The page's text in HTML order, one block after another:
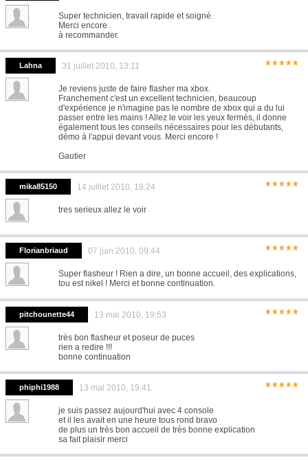
Super technicien, travail rapide et soigné.
Merci encore .
à recommander.
Lahna 31 juillet 2010, 13:11 *****
Je reviens juste de faire flasher ma xbox.
Franchement c'est un excellent technicien, beaucoup
d'expérience je n'imagine pas le nombre de xbox qui a du lui
passer entre les mains ! Allez le voir les yeux fermés, il donne
également tous les conseils nécessaires pour les débutants,
démo à l'appui devant vous. Merci encore !
Gautier
mika85150 14 juillet 2010, 18:24 *****
tres serieux allez le voir
Florianbriaud 07 juin 2010, 09:44 *****
Super flasheur ! Rien a dire, un bonne accueil, des explications,
tou est nikel ! Merci et bonne continuation.
pitchounette44 13 mai 2010, 19:53 *****
très bon flasheur et poseur de puces
rien a redire !!!
bonne continuation
phiphi1988 13 mai 2010, 19:41 *****
je suis passez aujourd'hui avec 4 console
et il les avait en une heure tous rond bravo
de plus un très bon accueil de très bonne explication
sa fait plaisir merci